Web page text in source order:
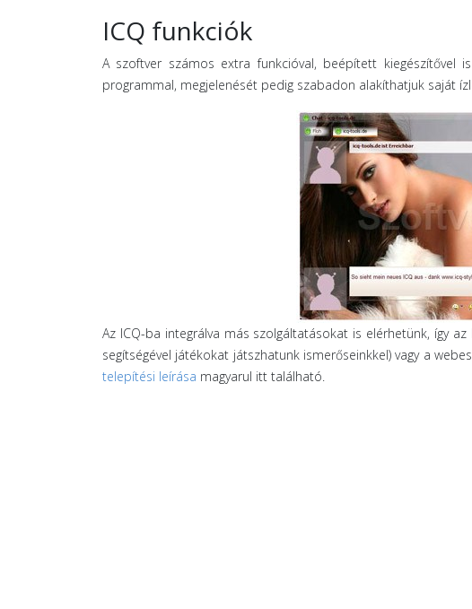
ICQ funkciók
A szoftver számos extra funkcióval, beépített
programmal, megjelenését pedig szabadon alakíthatjuk saját
Az ICQ-ba integrálva más szolgáltatásokat is elérhetünk, így
segítségével játékokat játszhatunk ismerőseinkkel) vagy a
telepítési leírása magyarul itt található.